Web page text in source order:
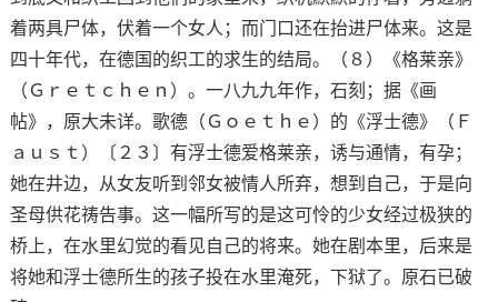
着两具尸体，伏着一个女人；而门口还在抬进尸体来。这是
四十年代，在德国的织工的求生的结局。（８）《格莱亲》
（Ｇｒｅｔｃｈｅｎ）。一八九九年作，石刻；据《画
帖》，原大未详。歌德（Ｇｏｅｔｈｅ）的《浮士德》（Ｆ
ａｕｓｔ）〔２３〕有浮士德爱格莱亲，诱与通情，有孕；
她在井边，从女友听到邻女被情人所弃，想到自己，于是向
圣母供花祷告事。这一幅所写的是这可怜的少女经过极狭的
桥上，在水里幻觉的看见自己的将来。她在剧本里，后来是
将她和浮士德所生的孩子投在水里淹死，下狱了。原石已破